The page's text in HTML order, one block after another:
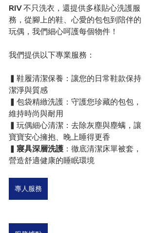
RIV 不只洗衣，還提供多樣貼心洗護服
務，從腳上的鞋、心愛的包包到陪伴的
玩偶，我們細心呵護每個物件！
我們提供以下專業服務：
▍鞋履清潔保養：讓您的日常鞋款保持
潔淨與質感
▍包袋精緻洗護：守護您珍藏的包包，
維持時尚與耐用
▍玩偶細心清潔：去除灰塵與塵螨，讓
寶寶安心擁抱、晚上睡得更香
▍ 寢具深層洗護 ：徹底清潔床單被套，
營造舒適健康的睡眠環境
專人服務